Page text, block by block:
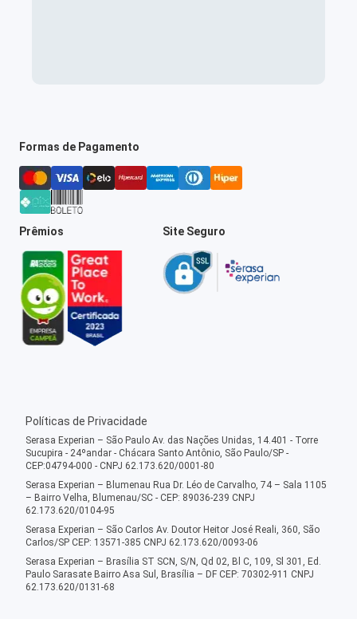
Formas de Pagamento
Prêmios Site Seguro
Políticas de Privacidade
Serasa Experian – São Paulo Av. das Nações Unidas, 14.401 - Torre
Sucupira - 24ºandar - Chácara Santo Antônio, São Paulo/SP -
CEP:04794-000 - CNPJ 62.173.620/0001-80
Serasa Experian – Blumenau Rua Dr. Léo de Carvalho, 74 – Sala 1105
– Bairro Velha, Blumenau/SC - CEP: 89036-239 CNPJ
62.173.620/0104-95
Serasa Experian – São Carlos Av. Doutor Heitor José Reali, 360, São
Carlos/SP CEP: 13571-385 CNPJ 62.173.620/0093-06
Serasa Experian – Brasília ST SCN, S/N, Qd 02, Bl C, 109, Sl 301, Ed.
Paulo Sarasate Bairro Asa Sul, Brasília – DF CEP: 70302-911 CNPJ
62.173.620/0131-68